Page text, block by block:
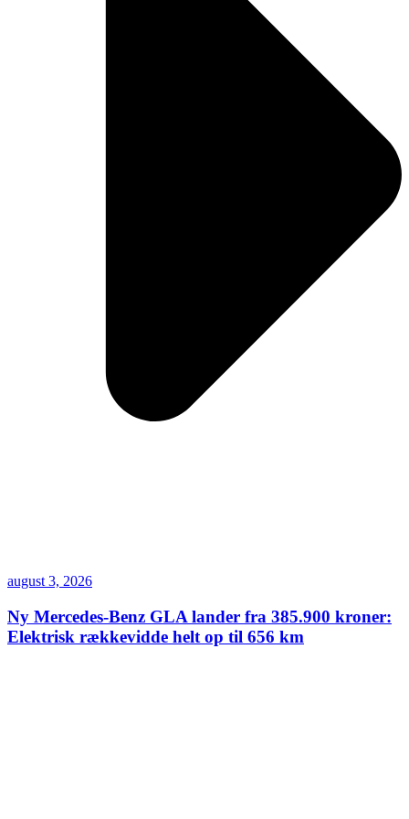
august 3, 2026
Ny Mercedes-Benz GLA lander fra 385.900 kroner:
Elektrisk rækkevidde helt op til 656 km